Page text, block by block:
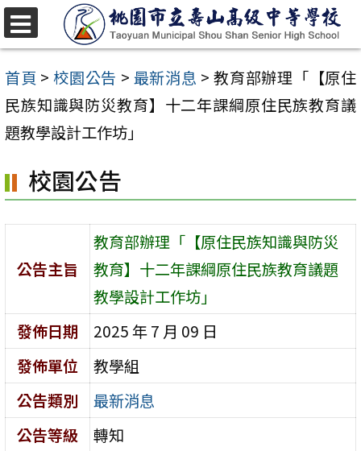
跳
至
主
要
內
區
首頁 > 校園公告 > 最新消息 > 教育部辦理「【原住
民族知識與防災教育】十二年課綱原住民族教育議
題教學設計工作坊」
校園公告
公告主旨
教育部辦理「【原住民族知識與防災
教育】十二年課綱原住民族教育議題
教學設計工作坊」
發佈日期
2025 年 7 月 09 日
發佈單位
教學組
公告類別
最新消息
公告等級
轉知
選
單